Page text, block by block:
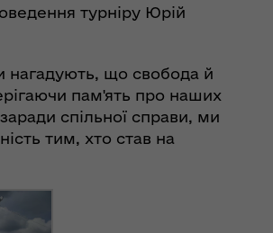
турніру Юрій
нагадують, що свобода й
пам'ять про наших
спільної справи, ми
тим, хто став на